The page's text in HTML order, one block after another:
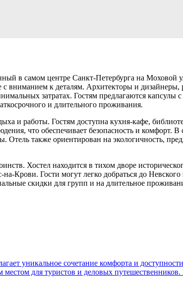
в самом центре Санкт-Петербурга на Моховой
вниманием к деталям. Архитекторы и дизайнеры,
затратах. Гостям предлагаются
и длительного проживания.
и работы. Гостям доступна кухня-кафе,
что обеспечивает безопасность и комфорт.
также ориентирован на экологичность,
Хостел находится в тихом дворе
Крови. Гости могут легко добраться до Невского
скидки для групп и на длительное
уникальное сочетание комфорта и
для туристов и деловых путешественников.